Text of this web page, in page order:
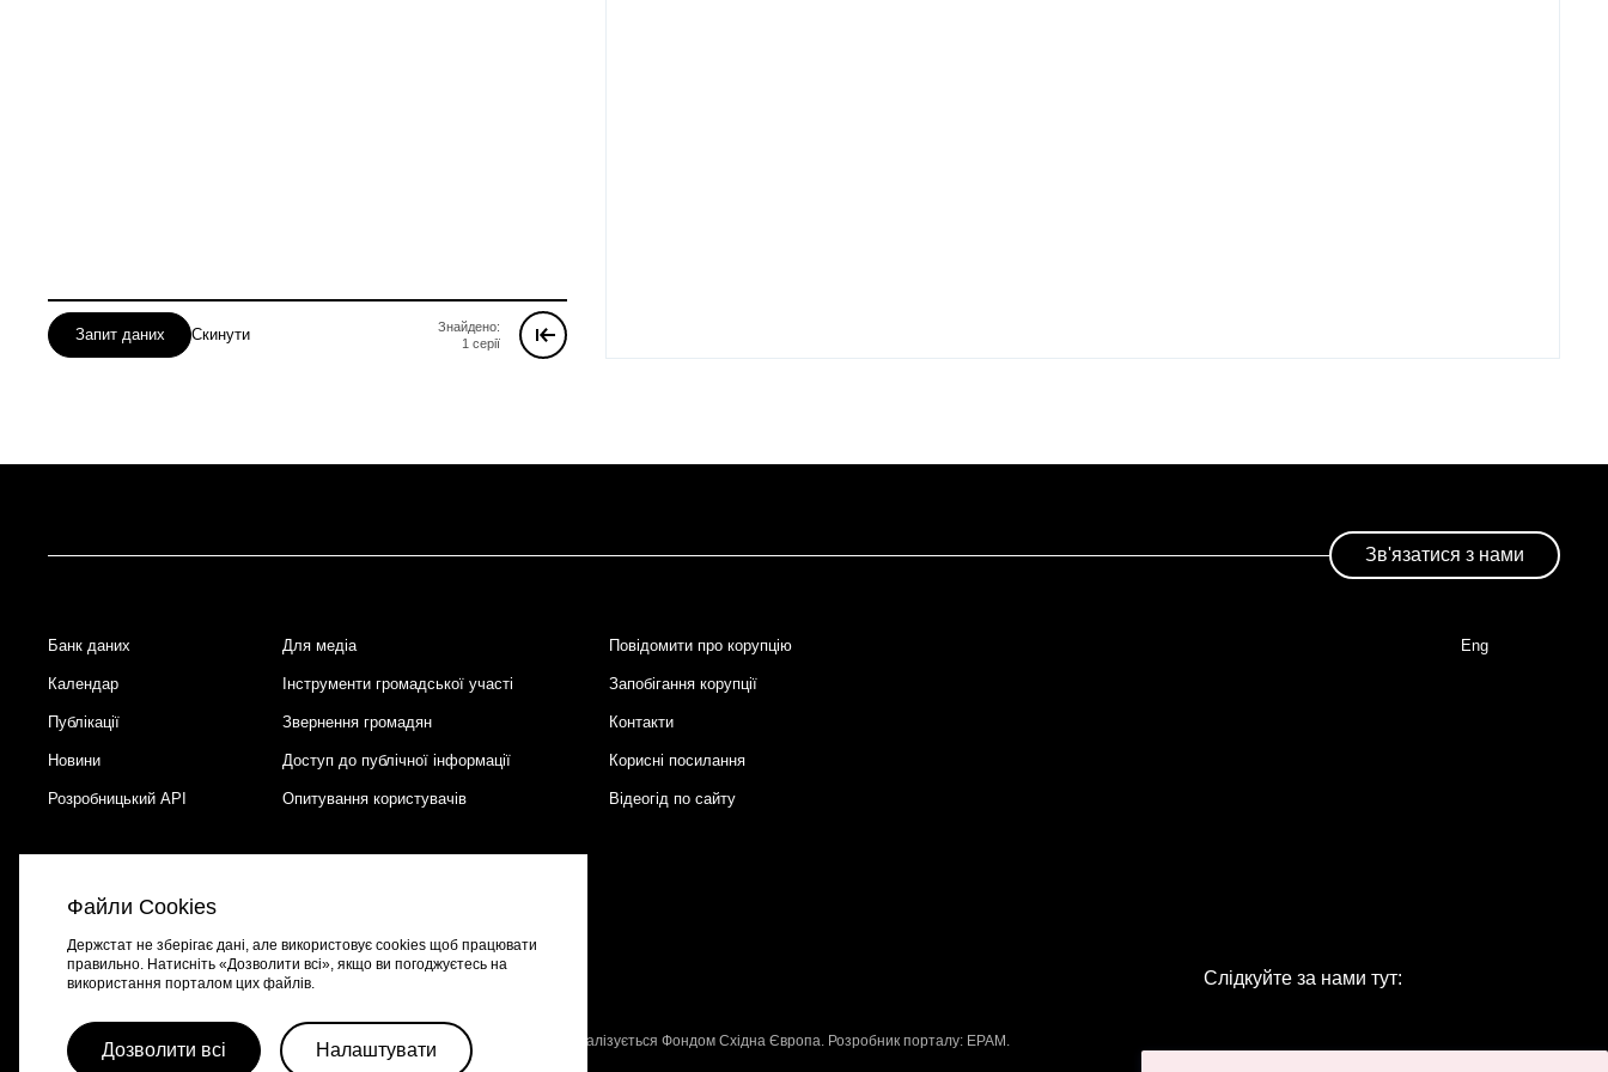
Запит даних Скинути
Знайдено:
1 серії
Зв'язатися з нами
Footer
Банк даних Для медіа Повідомити про корупцію
Календар Інструменти громадської участі Запобігання корупції
Публікації Звернення громадян Контакти
Новини Доступ до публічної інформації Корисні посилання
Розробницький API Опитування користувачів Відеогід по сайту
Eng
Портал створено за підтримки швейцарсько-української програми , що реалізується Фондом Східна Європа. Розробник порталу: EPAM .
Слідкуйте за нами тут:
Файли Cookies
Держстат не зберігає дані, але використовує cookies щоб працювати
правильно. Натисніть «Дозволити всі», якщо ви погоджуєтесь на
використання порталом цих файлів.
Дозволити всі Налаштувати